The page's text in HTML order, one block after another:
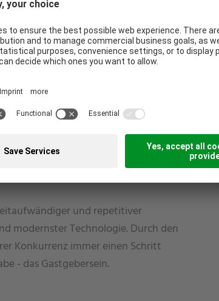
Ansatz, um Ihre Preisstruktur,
und das zu 100 % angepasst an Ihre
und repetitiver
modernster Technologie. Durch den
Konkurrenz immer einen Schritt
- das Gastgebersein.